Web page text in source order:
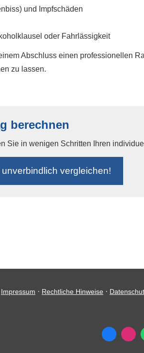
und Impfschäden
oder Fahrlässigkeit
Abschluss einen professionellen
zu lassen.
berechnen
Sie in wenigen Schritten Ihren
ver­gleichen!
Impressum · Rechtliche Hinweise ·